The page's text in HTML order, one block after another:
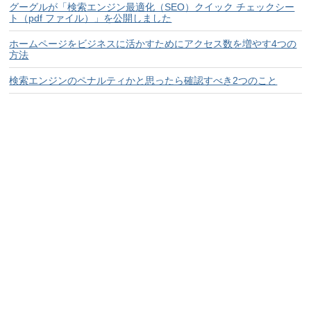
グーグルが「検索エンジン最適化（SEO）クイック チェックシー
ト（pdf ファイル）」を公開しました
ホームページをビジネスに活かすためにアクセス数を増やす4つの
方法
検索エンジンのペナルティかと思ったら確認すべき2つのこと